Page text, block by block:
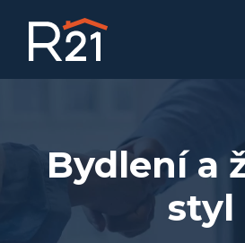
Bydlení a
styl